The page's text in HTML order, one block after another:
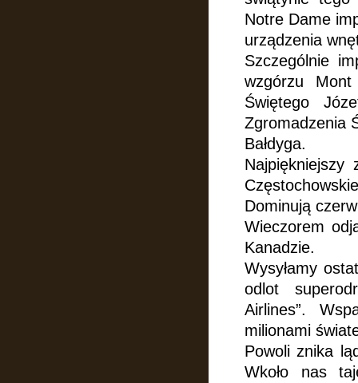
Notre Dame
urządzenia
Szczególnie
wzgórzu
Świętego
Zgromadzenia
Bałdyga.
Najpiękniejszy
Dominują
Wieczorem
Kanadzie.
Wysyłamy
odlot
Airlines”.
milionami
Powoli znika
Wkoło nas